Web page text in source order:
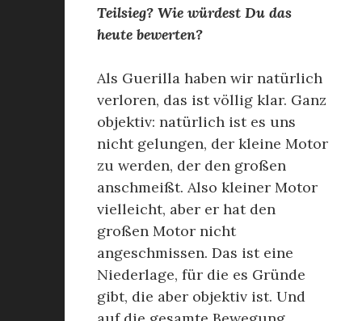
Teilsieg? Wie würdest Du das
heute bewerten?
Als Guerilla haben wir natürlich
verloren, das ist völlig klar. Ganz
objektiv: natürlich ist es uns
nicht gelungen, der kleine Motor
zu werden, der den großen
anschmeißt. Also kleiner Motor
vielleicht, aber er hat den
großen Motor nicht
angeschmissen. Das ist eine
Niederlage, für die es Gründe
gibt, die aber objektiv ist. Und